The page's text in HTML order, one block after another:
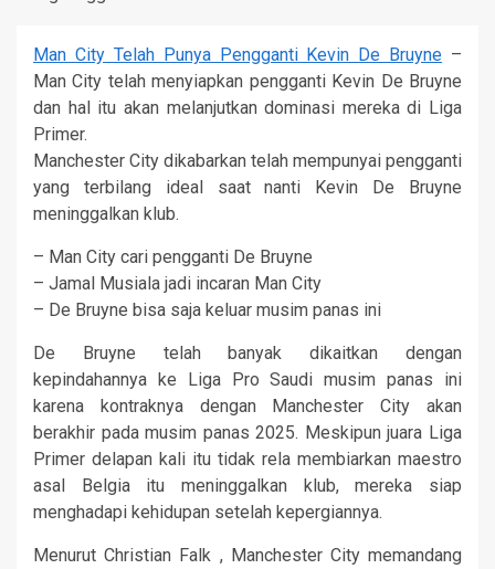
Man City Telah Punya Pengganti Kevin De Bruyne –
Man City telah menyiapkan pengganti Kevin De Bruyne
dan hal itu akan melanjutkan dominasi mereka di Liga
Primer.
Manchester City dikabarkan telah mempunyai pengganti
yang terbilang ideal saat nanti Kevin De Bruyne
meninggalkan klub.
– Man City cari pengganti De Bruyne
– Jamal Musiala jadi incaran Man City
– De Bruyne bisa saja keluar musim panas ini
De Bruyne telah banyak dikaitkan dengan
kepindahannya ke Liga Pro Saudi musim panas ini
karena kontraknya dengan Manchester City akan
berakhir pada musim panas 2025. Meskipun juara Liga
Primer delapan kali itu tidak rela membiarkan maestro
asal Belgia itu meninggalkan klub, mereka siap
menghadapi kehidupan setelah kepergiannya.
Menurut Christian Falk , Manchester City memandang